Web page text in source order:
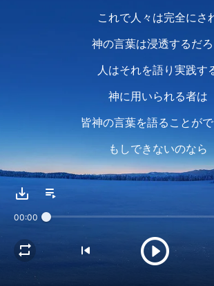
これで人々は完全にさ
神の言葉は浸透するだろ
人はそれを語り実践す
神に用いられる者は
皆神の言葉を語ることが
もしできないのなら
聖霊がまだ働かず
00:00